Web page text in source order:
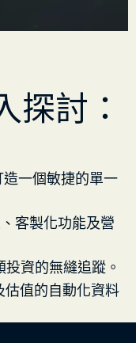
探討：
一個敏捷的單一
客製化功能及營
資的無縫追蹤。
估值的自動化資料